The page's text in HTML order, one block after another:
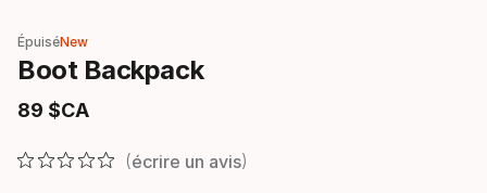
ÉpuiséNew
Boot Backpack
89 $CA
Prix final
écrire un avis